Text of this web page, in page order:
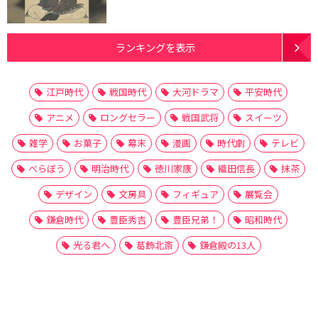
ランキングを表示
江戸時代 戦国時代 大河ドラマ
平安時代
アニメ
ロングセラー 戦国武将
スイーツ
雑学
お菓子 幕末 漫画 時代劇
テレビ
べらぼう
明治時代 徳川家康 織田信長
抹茶
デザイン
文房具 フィギュア
展覧会
鎌倉時代
豊臣秀吉 豊臣兄弟！
昭和時代
光る君へ
葛飾北斎 鎌倉殿の13人